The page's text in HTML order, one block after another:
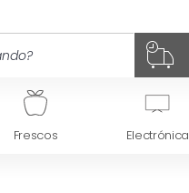
Frescos Electrónica